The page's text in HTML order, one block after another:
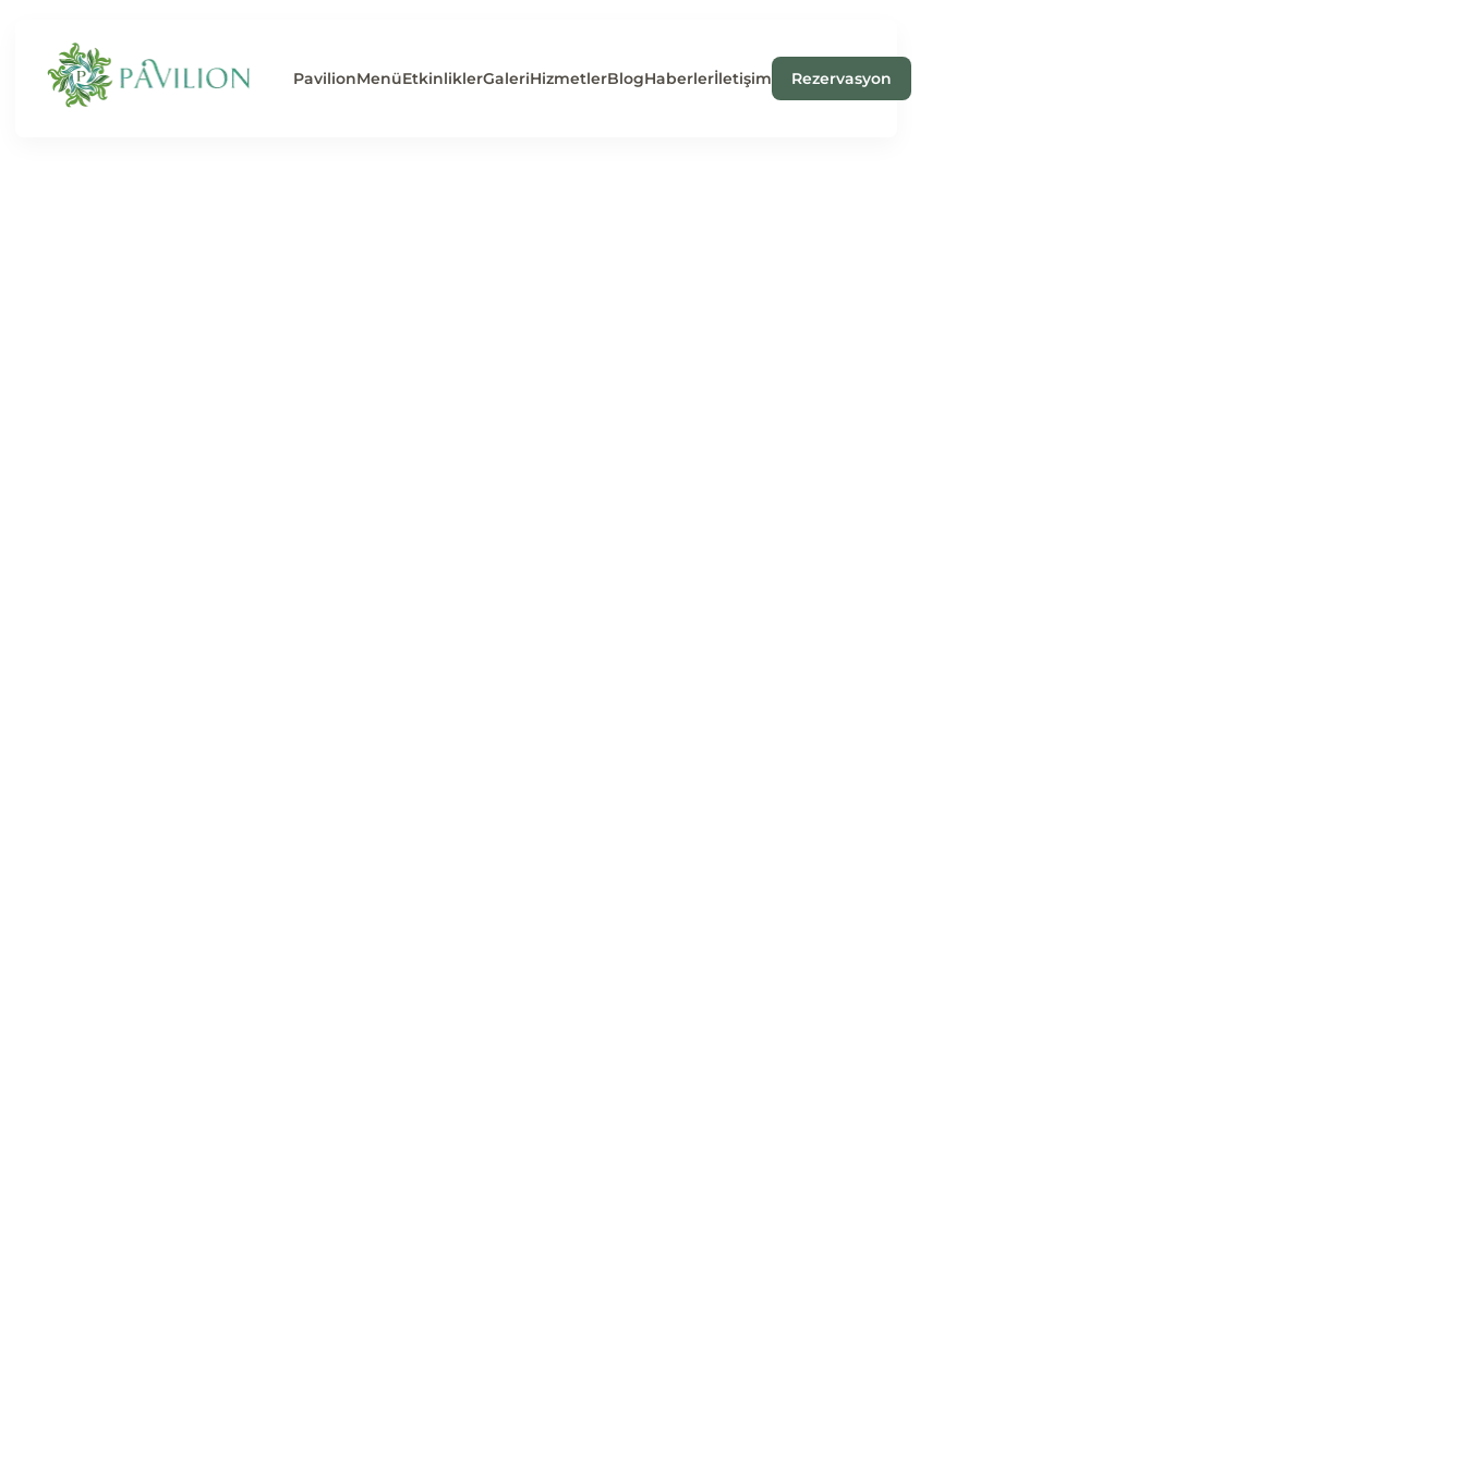
PavilionMenüEtkinliklerGaleriHizmetlerBlogHaberlerİletişim Rezervasyon